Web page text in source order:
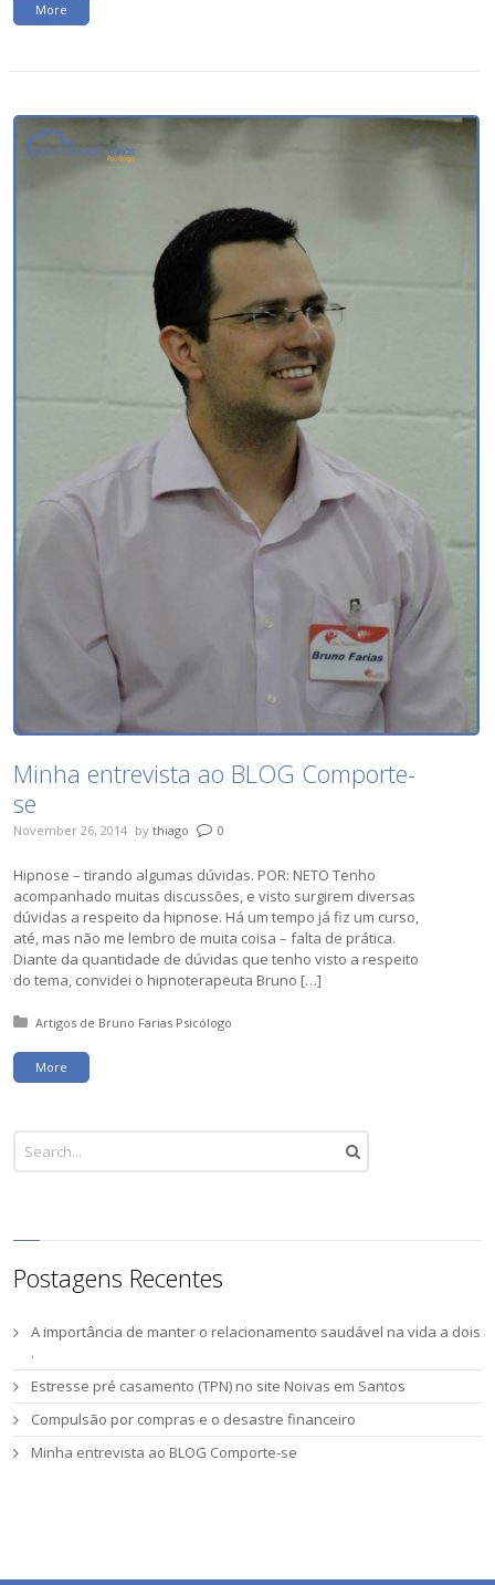
More
Minha entrevista ao BLOG Comporte-
se
November 26, 2014 by thiago 0
Hipnose – tirando algumas dúvidas. POR: NETO Tenho
acompanhado muitas discussões, e visto surgirem diversas
dúvidas a respeito da hipnose. Há um tempo já fiz um curso,
até, mas não me lembro de muita coisa – falta de prática.
Diante da quantidade de dúvidas que tenho visto a respeito
do tema, convidei o hipnoterapeuta Bruno […]
Posted in:
Artigos de Bruno Farias Psicólogo
More
Postagens Recentes
A importância de manter o relacionamento saudável na vida a dois
.
Estresse pré casamento (TPN) no site Noivas em Santos
Compulsão por compras e o desastre financeiro
Minha entrevista ao BLOG Comporte-se